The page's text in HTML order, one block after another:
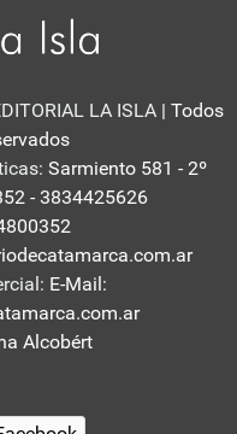
LA ISLA | Todos
Sarmiento 581 - 2º
- 3834425626
E-Mail:
Alcobért